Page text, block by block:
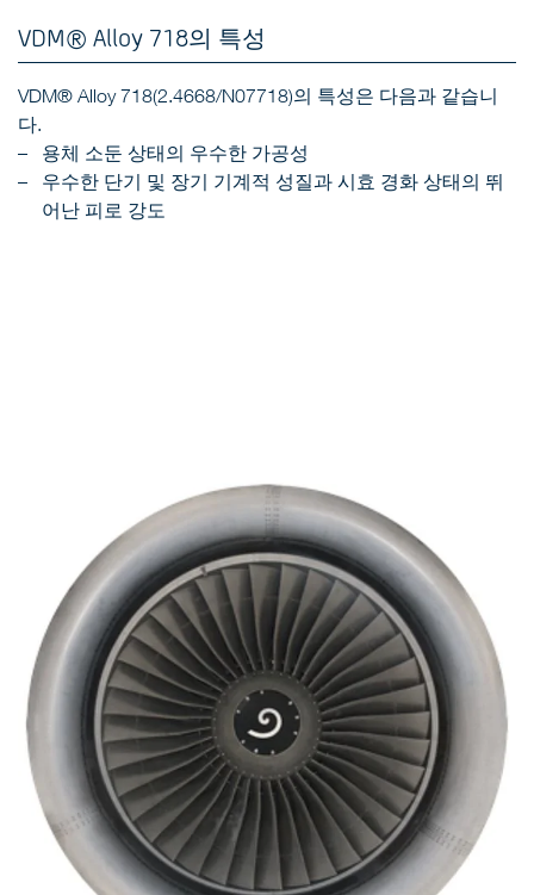
VDM® Alloy 718의 특성
VDM® Alloy 718(2.4668/N07718)의 특성은 다음과 같습니
다.
용체 소둔 상태의 우수한 가공성
우수한 단기 및 장기 기계적 성질과 시효 경화 상태의 뛰
어난 피로 강도